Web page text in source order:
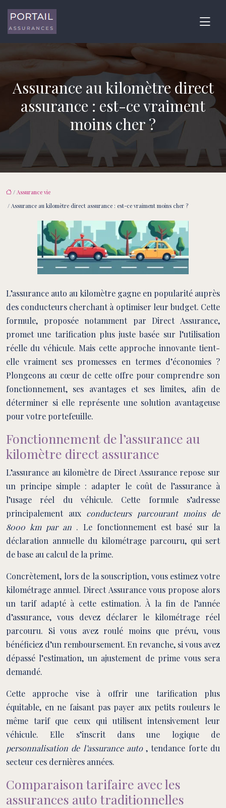
Assurance au kilomètre direct
assurance : est-ce vraiment
moins cher ?
/ Assurance vie
/ Assurance au kilomètre direct assurance : est-ce vraiment moins cher ?
L’assurance auto au kilomètre gagne en popularité auprès
des conducteurs cherchant à optimiser leur budget. Cette
formule, proposée notamment par Direct Assurance,
promet une tarification plus juste basée sur l’utilisation
réelle du véhicule. Mais cette approche innovante tient-
elle vraiment ses promesses en termes d’économies ?
Plongeons au cœur de cette offre pour comprendre son
fonctionnement, ses avantages et ses limites, afin de
déterminer si elle représente une solution avantageuse
pour votre portefeuille.
Fonctionnement de l’assurance au
kilomètre direct assurance
L’assurance au kilomètre de Direct Assurance repose sur
un principe simple : adapter le coût de l’assurance à
l’usage réel du véhicule. Cette formule s’adresse
principalement aux conducteurs parcourant moins de
8000 km par an . Le fonctionnement est basé sur la
déclaration annuelle du kilométrage parcouru, qui sert
de base au calcul de la prime.
Concrètement, lors de la souscription, vous estimez votre
kilométrage annuel. Direct Assurance vous propose alors
un tarif adapté à cette estimation. À la fin de l’année
d’assurance, vous devez déclarer le kilométrage réel
parcouru. Si vous avez roulé moins que prévu, vous
bénéficiez d’un remboursement. En revanche, si vous avez
dépassé l’estimation, un ajustement de prime vous sera
demandé.
Cette approche vise à offrir une tarification plus
équitable, en ne faisant pas payer aux petits rouleurs le
même tarif que ceux qui utilisent intensivement leur
véhicule. Elle s’inscrit dans une logique de
personnalisation de l’assurance auto, tendance forte du
secteur ces dernières années.
Comparaison tarifaire avec les
assurances auto traditionnelles